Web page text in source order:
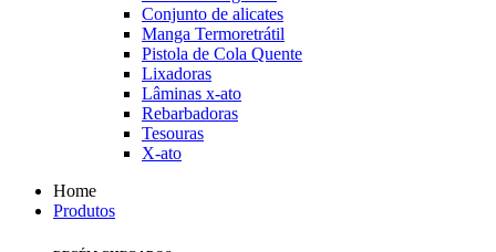
Conjunto de alicates
Manga Termoretrátil
Pistola de Cola Quente
Lixadoras
Lâminas x-ato
Rebarbadoras
Tesouras
X-ato
Home
Produtos